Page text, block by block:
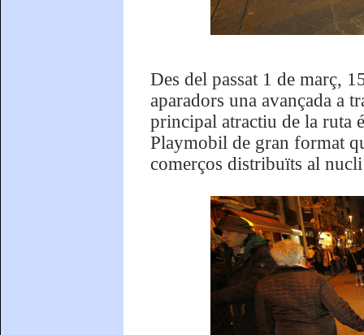
Des del passat 1 de març,
aparadors una avançada a
principal atractiu de la ruta
Playmobil de gran format
comerços distribuïts al